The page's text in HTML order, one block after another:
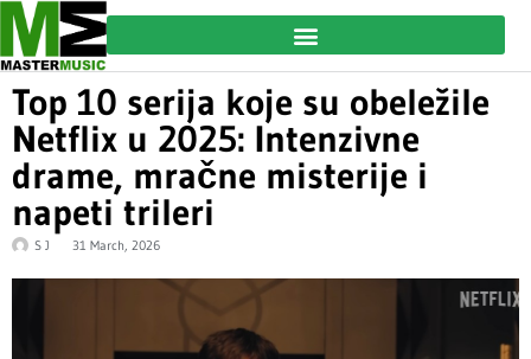
Top 10 serija koje su obeležile
Netflix u 2025: Intenzivne
drame, mračne misterije i
napeti trileri
S J 31 March, 2026